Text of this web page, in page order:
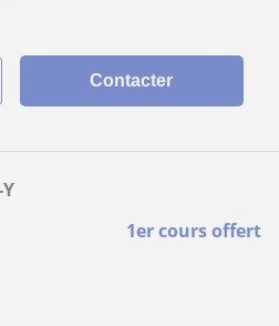
Contacter
1er cours offert